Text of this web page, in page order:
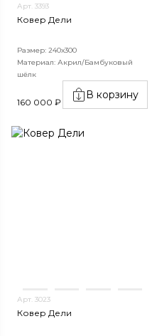
Арт. 3393
Ковер Дели
Размер: 240х300
Материал: Акрил/Бамбуковый
шёлк
160 000 ₽
В корзину
Арт. 3023
Ковер Дели